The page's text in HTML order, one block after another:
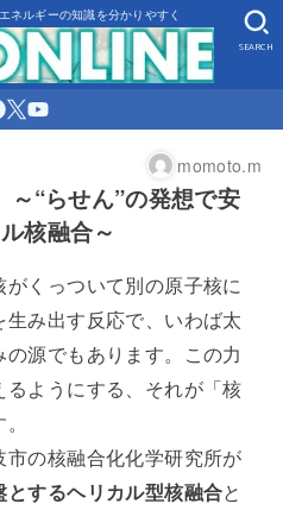
ネルギーの知識を分かりやすく
SEARCH
momoto.m
～“らせん”の発想で安
核融合～
くっついて別の原子核に
み出す反応で、いわば太
源でもあります。この力
ようにする、それが「核
の核融合化化学研究所が
するヘリカル型核融合と